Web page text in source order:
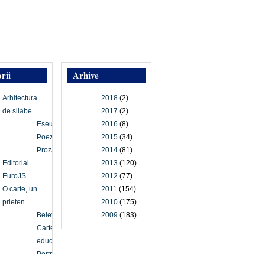
Arhive
2018 (2)
2017 (2)
2016 (8)
2015 (34)
2014 (81)
2013 (120)
2012 (77)
2011 (154)
2010 (175)
2009 (183)
Arhitectura
de silabe
Eseu
Poezie
Proză
Editorial
EuroJS
O carte, un
prieten
Beletristică
Carte
educațională